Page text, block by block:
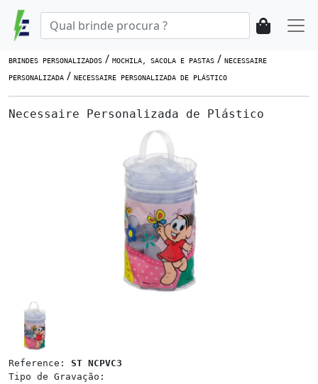
BRINDES PERSONALIZADOS / MOCHILA, SACOLA E PASTAS / NECESSAIRE
PERSONALIZADA / NECESSAIRE PERSONALIZADA DE PLÁSTICO
Necessaire Personalizada de Plástico
Reference: ST NCPVC3
Tipo de Gravação: